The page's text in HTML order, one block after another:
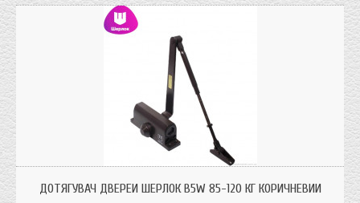
коричньового кольору з сертифікатом якості.
ДОТЯГУВАЧ ДВЕРЕЙ ШЕРЛОК B5W 85-120 КГ КОРИЧНЕВИЙ